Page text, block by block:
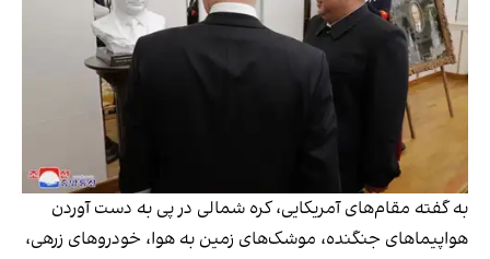
به گفته مقام‌های آمریکایی، کره شمالی در پی به دست آوردن
هواپیماهای جنگنده، موشک‌های زمین به هوا، خودروهای زرهی،